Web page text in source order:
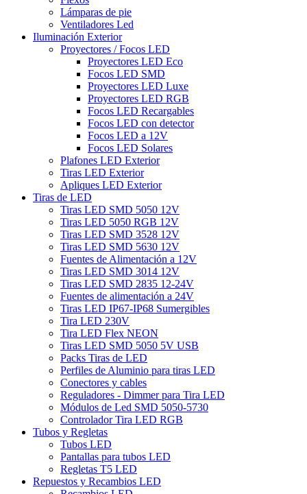
Lámparas de pie
Ventiladores Led
Iluminación Exterior
Proyectores / Focos LED
Proyectores LED Eco
Focos LED SMD
Proyectores LED Luxe
Proyectores LED RGB
Focos LED Recargables
Focos LED con detector
Focos LED a 12V
Focos LED Solares
Plafones LED Exterior
Tiras LED Exterior
Apliques LED Exterior
Tiras de LED
Tiras LED SMD 5050 12V
Tiras LED 5050 RGB 12V
Tiras LED SMD 3528 12V
Tiras LED SMD 5630 12V
Fuentes de Alimentación a 12V
Tiras LED SMD 3014 12V
Tiras LED SMD 2835 12-24V
Fuentes de alimentación a 24V
Tiras LED IP67-IP68 Sumergibles
Tira LED 230V
Tira LED Flex NEON
Tiras LED SMD 5050 5V USB
Packs Tiras de LED
Perfiles de Aluminio para tiras LED
Conectores y cables
Reguladores - Dimmer para Tira LED
Módulos de Led SMD 5050-5730
Controlador Tira LED RGB
Tubos y Regletas
Tubos LED
Pantallas para tubos LED
Regletas T5 LED
Repuestos y Recambios LED